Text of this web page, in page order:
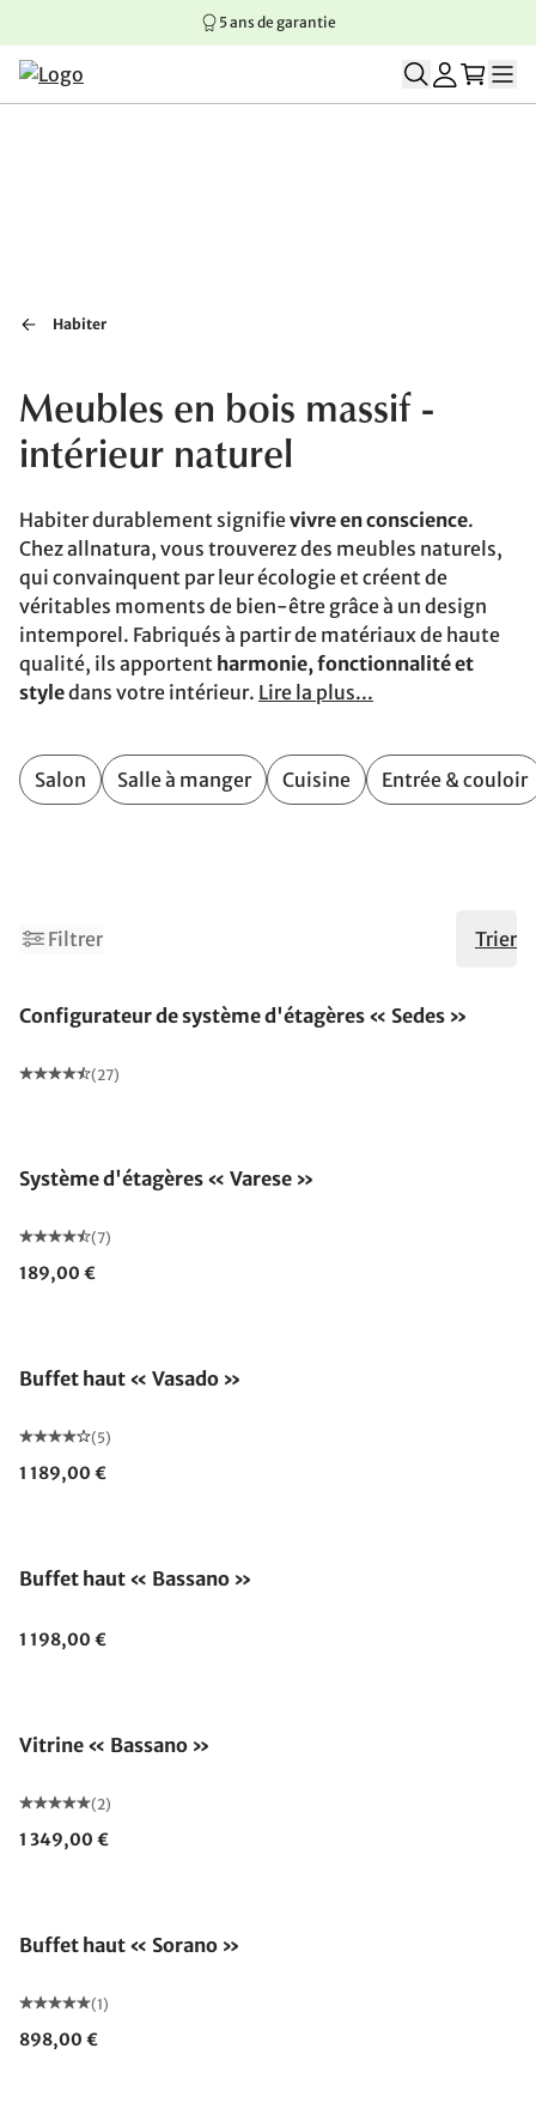
Aller au contenu principal
Aller à la navigation principale
Aller au pied de page
5 ans de garantie
Habiter
Meubles en bois massif -
intérieur naturel
Habiter durablement signifievivre en conscience.
Chez allnatura, vous trouverez des meubles naturels,
qui convainquent par leur écologie et créent de
véritables moments de bien-être grâce à un design
intemporel. Fabriqués à partir de matériaux de haute
qualité, ils apportent harmonie, fonctionnalité et
styledans votre intérieur. Lire la plus...
Salon Salle à manger Cuisine Entrée & couloir
Filtrer Trier
Configurateur de système d'étagères « Sedes »
(27)
Système d'étagères « Varese »
(7)
189,00 €
Buffet haut « Vasado »
(5)
1 189,00 €
Buffet haut « Bassano »
1 198,00 €
Vitrine « Bassano »
(2)
1 349,00 €
Buffet haut « Sorano »
(1)
898,00 €
7